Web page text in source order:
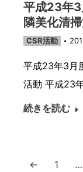
平成23年3
隣美化清
CSR活動
平成23年3月
活動 平成23
続きを読む
← 1